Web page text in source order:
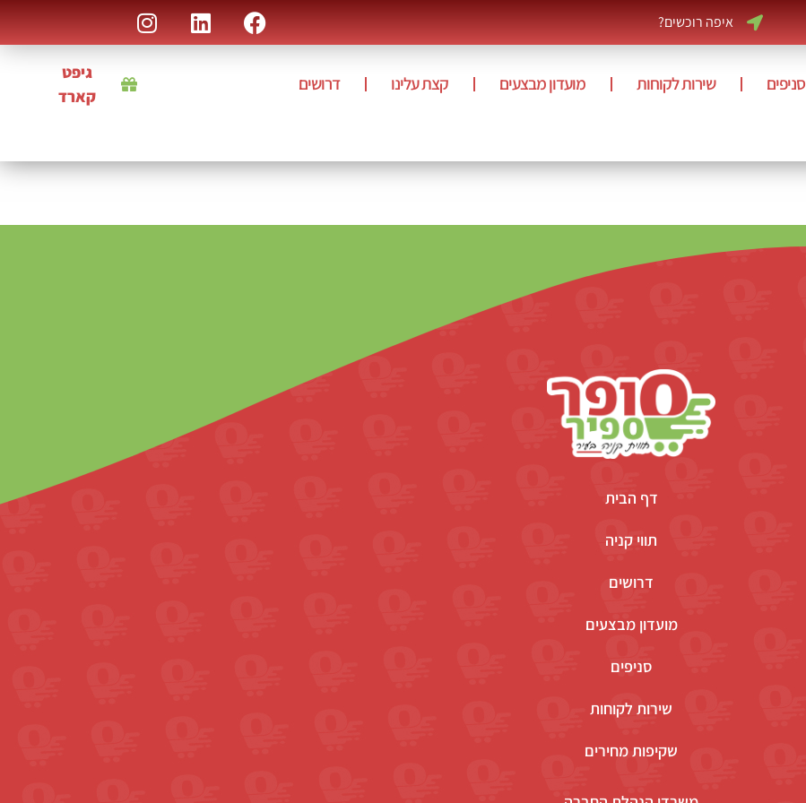
איפה רוכשים?
סניפים שירות לקוחות מועדון מבצעים קצת עלינו דרושים
גיפט
קארד
דף הבית
תווי קניה
דרושים
מועדון מבצעים
סניפים
שירות לקוחות
שקיפות מחירים